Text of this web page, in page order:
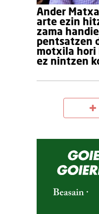
Ander
arte ezin
zama
pentsatzen
motxila hori
ez nintzen